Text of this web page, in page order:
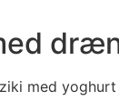
med